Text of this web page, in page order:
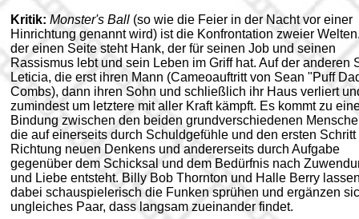
Kritik: Monster's Ball (so wie die Feier in der Nacht vor einer
Hinrichtung genannt wird) ist die Konfrontation zweier
der einen Seite steht Hank, der für seinen Job und seinen
Rassismus lebt und sein Leben im Griff hat. Auf der anderen
Leticia, die erst ihren Mann (Cameoauftritt von Sean "Puff
Combs), dann ihren Sohn und schließlich ihr Haus verliert
zumindest um letztere mit aller Kraft kämpft. Es kommt zu
Bindung zwischen den beiden grundverschiedenen
die auf einerseits durch Schuldgefühle und den ersten Schritt
Richtung neuen Denkens und andererseits durch Aufgabe
gegenüber dem Schicksal und dem Bedürfnis nach
und Liebe entsteht. Billy Bob Thornton und Halle Berry
dabei schauspielerisch die Funken sprühen und ergänzen
ungleiches Paar, dass langsam zueinander findet.